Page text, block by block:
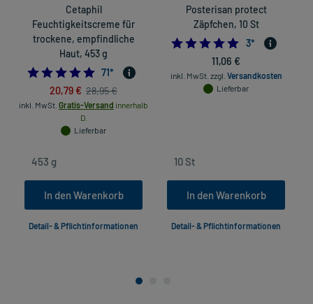
Cetaphil
Feuchtigkeitscreme für
trockene, empfindliche
Haut, 453 g
4.901408450704225
71*
20,79 € 28,95 €
inkl. MwSt. Gratis-Versand innerhalb
D.
Lieferbar
In den Warenkorb
Detail- & Pflichtinformationen
Posterisan protect
Zäpfchen, 10 St
5.0
3*
11,06 €
inkl. MwSt. zzgl. Versandkosten
Lieferbar
In den Warenkorb
Detail- & Pflichtinformationen